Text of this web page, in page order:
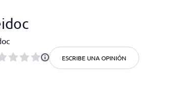
en minutos.
ESCRIBE UNA OPINIÓN